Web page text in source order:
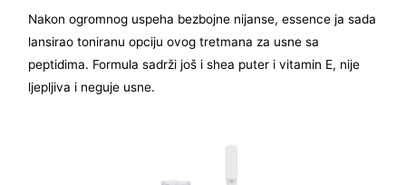
Nakon ogromnog uspeha bezbojne nijanse, essence ja sada
lansirao toniranu opciju ovog tretmana za usne sa
peptidima. Formula sadrži još i shea puter i vitamin E, nije
ljepljiva i neguje usne.